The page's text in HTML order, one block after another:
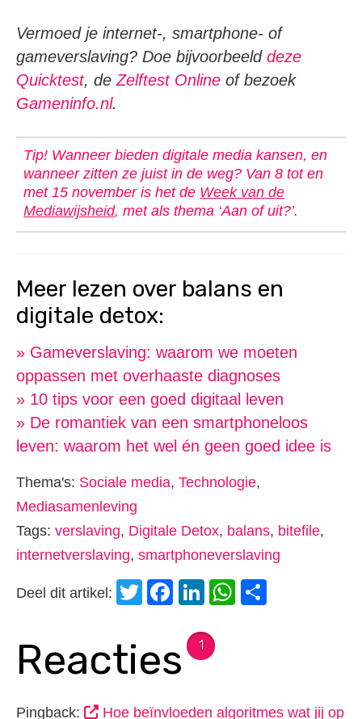
Vermoed je internet-, smartphone- of
gameverslaving? Doe bijvoorbeeld deze
Quicktest, de Zelftest Online of bezoek
Gameninfo.nl.
Tip! Wanneer bieden digitale media kansen, en
wanneer zitten ze juist in de weg? Van 8 tot en
met 15 november is het de Week van de
Mediawijsheid, met als thema ‘Aan of uit?’.
Meer lezen over balans en
digitale detox:
» Gameverslaving: waarom we moeten
oppassen met overhaaste diagnoses
» 10 tips voor een goed digitaal leven
» De romantiek van een smartphoneloos
leven: waarom het wel én geen goed idee is
Thema's: Sociale media, Technologie,
Mediasamenleving
Tags: verslaving, Digitale Detox, balans, bitefile,
internetverslaving, smartphoneverslaving
Deel dit artikel: Twitter
Facebook
LinkedIn
WhatsApp
Reacties 1
Pingback:
Hoe beïnvloeden algoritmes wat jij op